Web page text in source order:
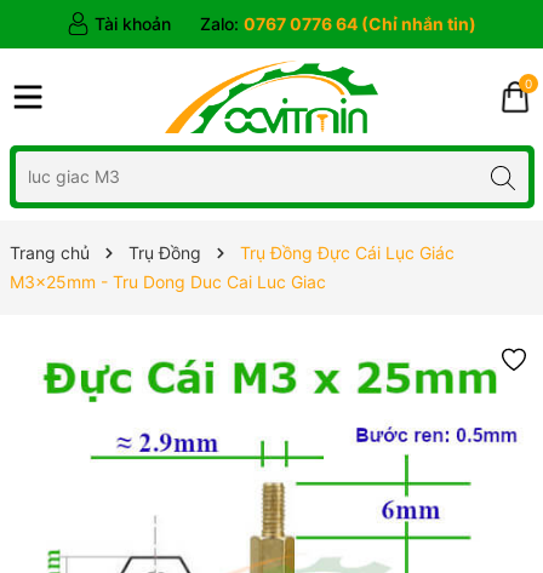
Tài khoản Zalo: 0767 0776 64 (Chỉ nhắn tin)
0
Trang chủ Trụ Đồng
Trụ Đồng Đực Cái Lục Giác
M3x25mm - Tru Dong Duc Cai Luc Giac